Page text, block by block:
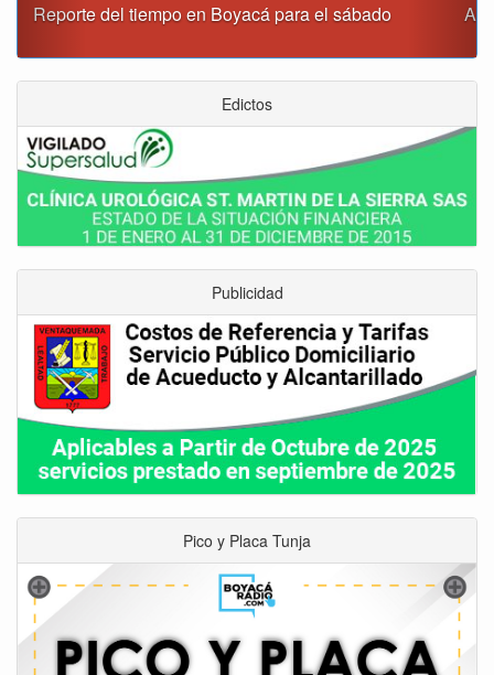
Alcaldía de Tunja y Gobernación de Boyacá firmaron
Edictos
Publicidad
Pico y Placa Tunja